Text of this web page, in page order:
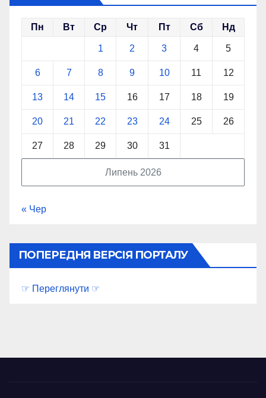
Липень 2026
Пн Вт Ср Чт Пт Сб Нд
1 2 3 4 5
6 7 8 9 10 11 12
13 14 15 16 17 18 19
20 21 22 23 24 25 26
27 28 29 30 31
« Чер
ПОПЕРЕДНЯ ВЕРСІЯ ПОРТАЛУ
☞ Переглянути ☞